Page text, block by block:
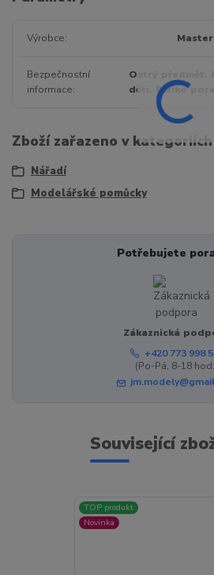
Výrobce
Bezpečnostní
informace
Ostrý předmět.
dětí. Riziko
Zboží zařazeno v kategoriích
Nářadí
Modelářské pomůcky
Potřebujete
Zákaznická
+420 773 998
(Po-Pá, 8-18
Související
TOP produkt
Novinka